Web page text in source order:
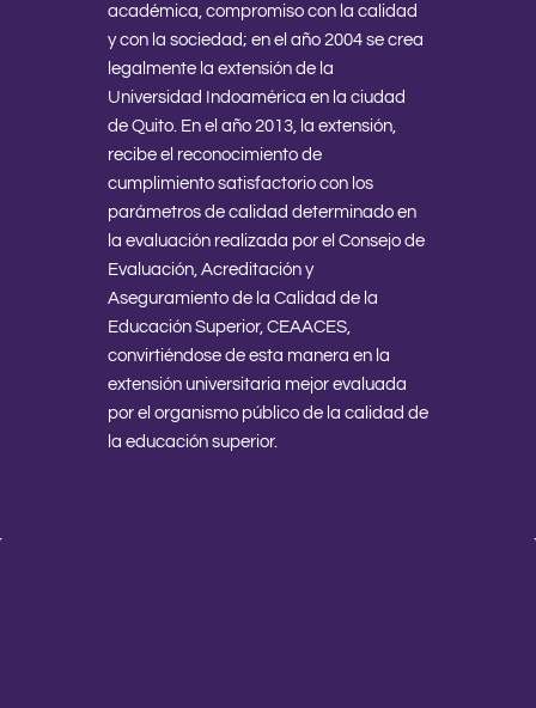
académica, compromiso con la calidad
y con la sociedad; en el año 2004 se crea
legalmente la extensión de la
Universidad Indoamérica en la ciudad
de Quito. En el año 2013, la extensión,
recibe el reconocimiento de
cumplimiento satisfactorio con los
parámetros de calidad determinado en
la evaluación realizada por el Consejo de
Evaluación, Acreditación y
Aseguramiento de la Calidad de la
Educación Superior, CEAACES,
convirtiéndose de esta manera en la
extensión universitaria mejor evaluada
por el organismo público de la calidad de
la educación superior.